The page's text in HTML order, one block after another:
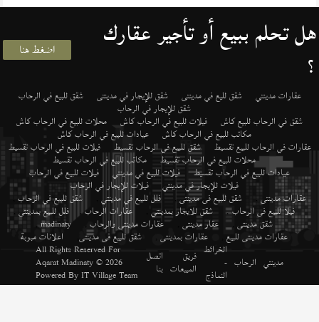
هل تحلم ببيع أو تأجير عقارك
؟ اضغط هنا
عقارات مدينتي شقق لليع في مدينتى شقق للإيجار في مدينتى شقق للبيع في الرحاب
شقق للإيجار في الرحاب
شقق في الرحاب للبيع كاش فيلات للبيع في الرحاب كاش محلات للبيع في الرحاب كاش
مكاتب للبيع في الرحاب كاش عيادات للبيع في الرحاب كاش
عقارات في الرحاب للبيع تقسيط شقق للبيع في الرحاب تقسيط فيلات للبيع في الرحاب تقسيط
محلات للبيع في الرحاب تقسيط مكاتب للبيع في الرحاب تقسيط
عيادات للبيع في الرحاب تقسيط فيلات للبيع في مدينتي فيلات للبيع في الرحاب
فيلات للإيجار في مدينتي فيلات للإيجار في الرحاب
عقارات مدينتى , شقق للبيع فى مدينتى , فلل للبيع في مدينتي , شقق للبيع في الرحاب
فيلا للبيع فى الرحاب, شقق للايجار بمدينتي عقارات الرحاب, فلل للبيع بمدينتى ,
شقق مدينتى , عقار مدينتى عقارات مدينتى والرحاب madinaty
,
عقارات مدينتى للبيع عقارات بمدينتى شقق للبيع فى مدينتى
اعلانات مبوبة
مدينتي الرحاب
الخرائط
-
النماذج
فريق
المبيعات
اتصل
بنا
All Rights Reserved For
Aqarat Madinaty© 2026
Powered ByIT Village Team